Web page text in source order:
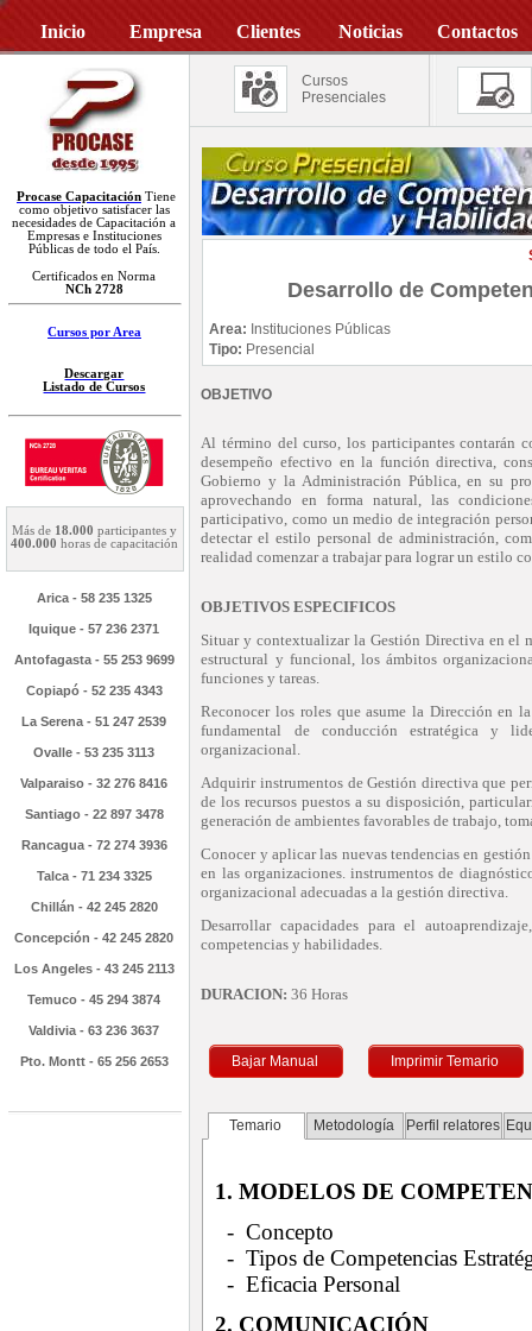
Inicio Empresa Clientes Noticias Contactos
Procase Capacitación Tiene
como objetivo satisfacer las
necesidades de Capacitación a
Empresas e Instituciones
Públicas de todo el País.
Certificados en Norma
NCh 2728
Cursos por Area
Descargar
Listado de Cursos
Más de 18.000 participantes y
400.000 horas de capacitación
Arica - 58 235 1325
Iquique - 57 236 2371
Antofagasta - 55 253 9699
Copiapó - 52 235 4343
La Serena - 51 247 2539
Ovalle - 53 235 3113
Valparaiso - 32 276 8416
Santiago - 22 897 3478
Rancagua - 72 274 3936
Talca - 71 234 3325
Chillán - 42 245 2820
Concepción - 42 245 2820
Los Angeles - 43 245 2113
Temuco - 45 294 3874
Valdivia - 63 236 3637
Pto. Montt - 65 256 2653
Cursos
Presenciales
Desarrollo de
Area: Instituciones Públicas
Tipo: Presencial
OBJETIVO
Al término del curso, los participantes contarán
desempeño efectivo en la función directiva,
Gobierno y la Administración Pública, en su
aprovechando en forma natural, las
participativo, como un medio de integración
detectar el estilo personal de administración,
realidad comenzar a trabajar para lograr un estilo
OBJETIVOS ESPECIFICOS
Situar y contextualizar la Gestión Directiva en el
estructural y funcional, los ámbitos
funciones y tareas.
Reconocer los roles que asume la Dirección en
fundamental de conducción estratégica y
organizacional.
Adquirir instrumentos de Gestión directiva que
de los recursos puestos a su disposición,
generación de ambientes favorables de trabajo,
Conocer y aplicar las nuevas tendencias en
en las organizaciones. instrumentos de
organizacional adecuadas a la gestión directiva.
Desarrollar capacidades para el
competencias y habilidades.
DURACION: 36 Horas
Bajar Manual Imprimir Temario
Temario Metodología Perfil relatores
1. MODELOS DE
- Concepto
- Tipos de Competencias
- Eficacia Personal
2. COMUNICACIÓN